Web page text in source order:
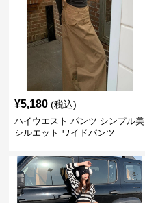
¥5,180 (税込)
ハイウエスト パンツ シンプル美
シルエット ワイドパンツ